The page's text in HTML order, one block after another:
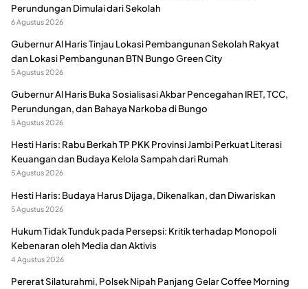
Perundungan Dimulai dari Sekolah
6 Agustus 2026
Gubernur Al Haris Tinjau Lokasi Pembangunan Sekolah Rakyat
dan Lokasi Pembangunan BTN Bungo Green City
5 Agustus 2026
Gubernur Al Haris Buka Sosialisasi Akbar Pencegahan IRET, TCC,
Perundungan, dan Bahaya Narkoba di Bungo
5 Agustus 2026
Hesti Haris: Rabu Berkah TP PKK Provinsi Jambi Perkuat Literasi
Keuangan dan Budaya Kelola Sampah dari Rumah
5 Agustus 2026
Hesti Haris: Budaya Harus Dijaga, Dikenalkan, dan Diwariskan
5 Agustus 2026
Hukum Tidak Tunduk pada Persepsi: Kritik terhadap Monopoli
Kebenaran oleh Media dan Aktivis
4 Agustus 2026
Pererat Silaturahmi, Polsek Nipah Panjang Gelar Coffee Morning